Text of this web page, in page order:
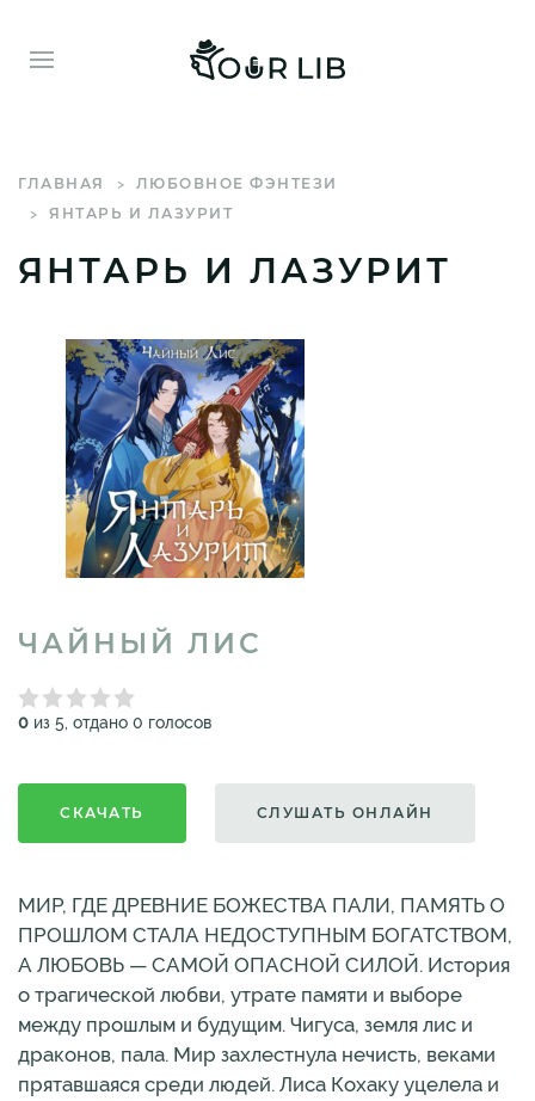
ГЛАВНАЯ
ЛЮБОВНОЕ ФЭНТЕЗИ
ЯНТАРЬ И ЛАЗУРИТ
ЯНТАРЬ И ЛАЗУРИТ
ЧАЙНЫЙ ЛИС
0 из 5, отдано 0 голосов
СКАЧАТЬ СЛУШАТЬ ОНЛАЙН
МИР, ГДЕ ДРЕВНИЕ БОЖЕСТВА ПАЛИ, ПАМЯТЬ О
ПРОШЛОМ СТАЛА НЕДОСТУПНЫМ БОГАТСТВОМ,
А ЛЮБОВЬ — САМОЙ ОПАСНОЙ СИЛОЙ. История
о трагической любви, утрате памяти и выборе
между прошлым и будущим. Чигуса, земля лис и
драконов, пала. Мир захлестнула нечисть, веками
прятавшаяся среди людей. Лиса Кохаку уцелела и